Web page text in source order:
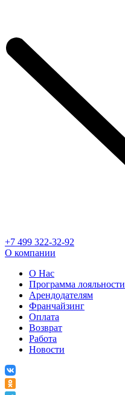
+7 499 322-32-92
О компании
О Нас
Программа лояльности
Арендодателям
Франчайзинг
Оплата
Возврат
Работа
Новости